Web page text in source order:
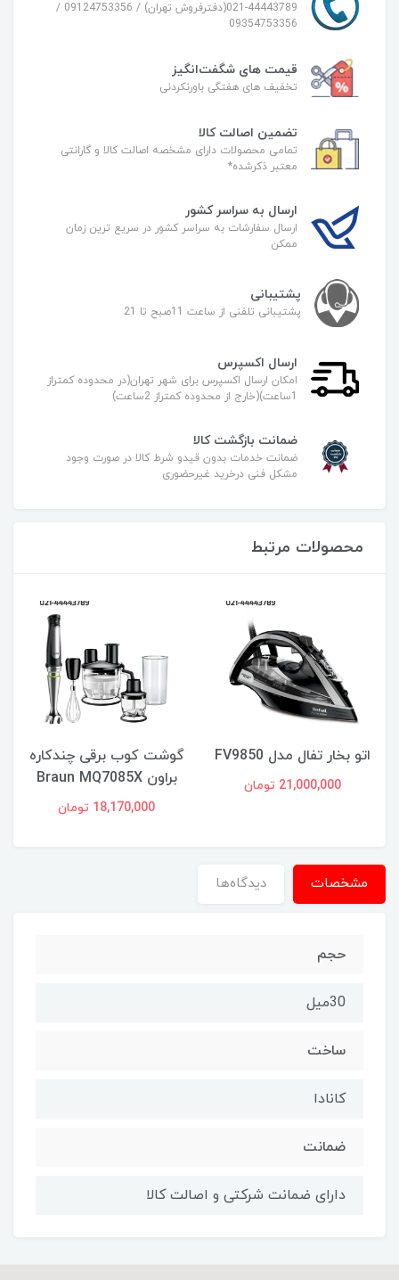
021-44443789(دفترفروش تهران) / 09124753356 /
09354753356
قیمت های شگفت‌انگیز
تخفیف های هفتگی باورنکردنی
تضمین اصالت کالا
تمامی محصولات دارای مشخصه اصالت کالا و گارانتی
معتبر ذکرشده*
ارسال به سراسر کشور
ارسال سفارشات به سراسر کشور در سریع ترین زمان
ممکن
پشتیبانی
پشتیبانی تلفنی از ساعت 11صبح تا 21
ارسال اکسپرس
امکان ارسال اکسپرس برای شهر تهران(در محدوده کمتراز
1ساعت)(خارج از محدوده کمتراز 2ساعت)
ضمانت بازگشت کالا
ضمانت خدمات بدون قیدو شرط کالا در صورت وجود
مشکل فنی درخرید غیرحضوری
محصولات مرتبط
اتو بخار تفال مدل FV9850
21,000,000 تومان
گوشت کوب برقی چندکاره
براون Braun MQ7085X
18,170,000 تومان
مشخصات دیدگاه‌ها
حجم
30میل
ساخت
کانادا
ضمانت
دارای ضمانت شرکتی و اصالت کالا